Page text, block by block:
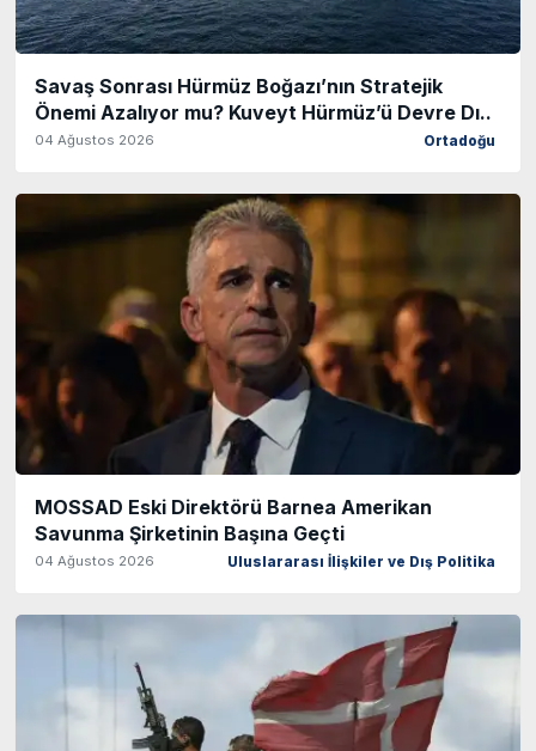
Savaş Sonrası Hürmüz Boğazı’nın Stratejik
Önemi Azalıyor mu? Kuveyt Hürmüz’ü Devre Dı..
04 Ağustos 2026 Ortadoğu
MOSSAD Eski Direktörü Barnea Amerikan
Savunma Şirketinin Başına Geçti
04 Ağustos 2026 Uluslararası İlişkiler ve Dış Politika